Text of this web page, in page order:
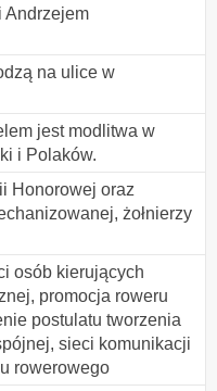
Andrzejem
na ulice w
jest modlitwa w
i Polaków.
Honorowej oraz
żołnierzy
osób kierujących
promocja roweru
postulatu tworzenia
sieci komunikacji
rowerowego